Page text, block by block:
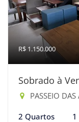
R$ 1.150.000
Sobrado à
PASSEIO DAS
2 Quartos